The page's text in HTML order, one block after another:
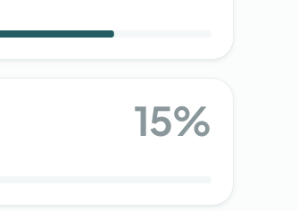
15%